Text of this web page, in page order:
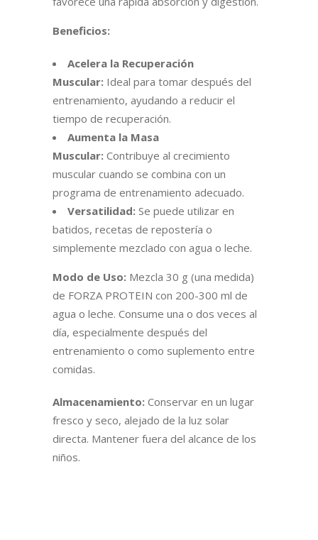
Beneficios:
Acelera la Recuperación
Muscular: Ideal para tomar después del
entrenamiento, ayudando a reducir el
tiempo de recuperación.
Aumenta la Masa
Muscular: Contribuye al crecimiento
muscular cuando se combina con un
programa de entrenamiento adecuado.
Versatilidad: Se puede utilizar en
batidos, recetas de repostería o
simplemente mezclado con agua o leche.
Modo de Uso: Mezcla 30 g (una medida)
de FORZA PROTEIN con 200-300 ml de
agua o leche. Consume una o dos veces al
día, especialmente después del
entrenamiento o como suplemento entre
comidas.
Almacenamiento: Conservar en un lugar
fresco y seco, alejado de la luz solar
directa. Mantener fuera del alcance de los
niños.